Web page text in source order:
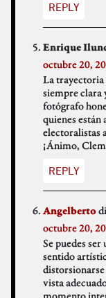
REPLY
Enrique
octubre 20,
La trayectoria
siempre clara
fotógrafo
quienes están
electoralistas
¡Ánimo,
REPLY
Angelberto
octubre 20,
Se puedes
sentido
vista